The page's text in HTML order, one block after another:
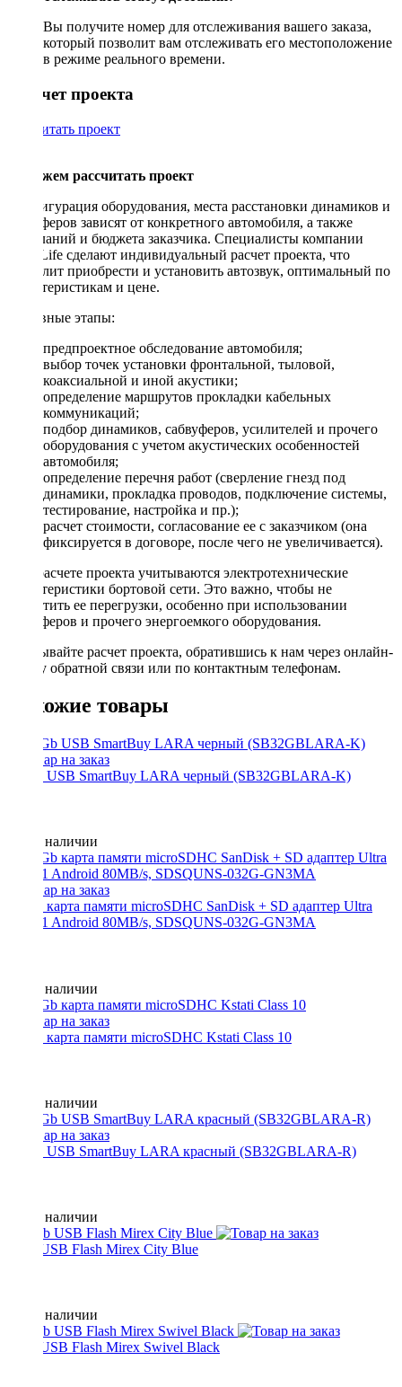
Вы получите номер для отслеживания вашего заказа,
который позволит вам отслеживать его местоположение
в режиме реального времени.
Рассчет проекта
Рассчитать проект
Поможем рассчитать проект
Конфигурация оборудования, места расстановки динамиков и
сабвуферов зависят от конкретного автомобиля, а также
пожеланий и бюджета заказчика. Специалисты компании
DriveLife сделают индивидуальный расчет проекта, что
позволит приобрести и установить автозвук, оптимальный по
характеристикам и цене.
Основные этапы:
предпроектное обследование автомобиля;
выбор точек установки фронтальной, тыловой,
коаксиальной и иной акустики;
определение маршрутов прокладки кабельных
коммуникаций;
подбор динамиков, сабвуферов, усилителей и прочего
оборудования с учетом акустических особенностей
автомобиля;
определение перечня работ (сверление гнезд под
динамики, прокладка проводов, подключение системы,
тестирование, настройка и пр.);
расчет стоимости, согласование ее с заказчиком (она
фиксируется в договоре, после чего не увеличивается).
При расчете проекта учитываются электротехнические
характеристики бортовой сети. Это важно, чтобы не
допустить ее перегрузки, особенно при использовании
сабвуферов и прочего энергоемкого оборудования.
Заказывайте расчет проекта, обратившись к нам через онлайн-
форму обратной связи или по контактным телефонам.
Похожие товары
32 Gb USB SmartBuy LARA черный (SB32GBLARA-K)
Нет в наличии
32 Gb карта памяти microSDHC SanDisk + SD адаптер Ultra
UHS-1 Android 80MB/s, SDSQUNS-032G-GN3MA
Нет в наличии
32 Gb карта памяти microSDHC Kstati Class 10
Нет в наличии
32 Gb USB SmartBuy LARA красный (SB32GBLARA-R)
Нет в наличии
4 Gb USB Flash Mirex City Blue
Нет в наличии
4 Gb USB Flash Mirex Swivel Black